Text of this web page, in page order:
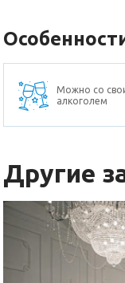
Можно со
алкоголем
Другие